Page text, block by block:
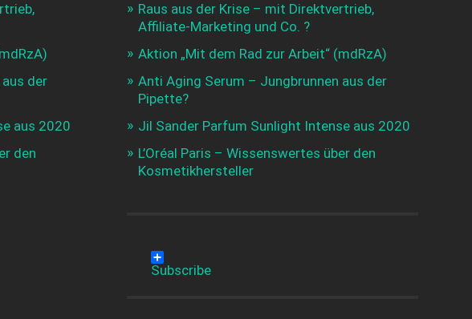
der
aus 2020
den
Raus aus der Krise – mit Direktvertrieb,
Affiliate-Marketing und Co. ?
Aktion „Mit dem Rad zur Arbeit“ (mdRzA)
Anti Aging Serum – Jungbrunnen aus der
Pipette?
Jil Sander Parfum Sunlight Intense aus 2020
L’Oréal Paris – Wissenswertes über den
Kosmetikhersteller
Subscribe